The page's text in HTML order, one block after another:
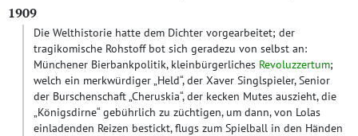
1909
Die Welthistorie hatte dem Dichter vorgearbeitet; der
tragikomische Rohstoff bot sich geradezu von selbst an:
Münchener Bierbankpolitik, kleinbürgerliches Revoluzzertum;
welch ein merkwürdiger „Held“, der Xaver Singlspieler, Senior
der Burschenschaft „Cheruskia“, der kecken Mutes auszieht, die
„Königsdirne“ gebührlich zu züchtigen, um dann, von Lolas
einladenden Reizen bestickt, flugs zum Spielball in den Händen